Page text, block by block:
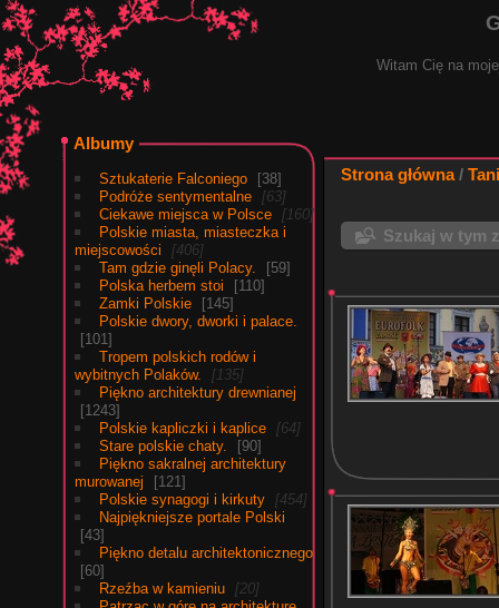
Witam Cię na
Albumy
Sztukaterie Falconiego
38
Podróże sentymentalne
63
Ciekawe miejsca w Polsce
160
Polskie miasta, miasteczka i
miejscowości
406
Tam gdzie ginęli Polacy.
59
Polska herbem stoi
110
Zamki Polskie
145
Polskie dwory, dworki i palace.
101
Tropem polskich rodów i
wybitnych Polaków.
135
Piękno architektury drewnianej
1243
Polskie kapliczki i kaplice
64
Stare polskie chaty.
90
Piękno sakralnej architektury
murowanej
121
Polskie synagogi i kirkuty
454
Najpiękniejsze portale Polski
43
Piękno detalu architektonicznego
60
Rzeźba w kamieniu
20
Strona główna/
Szukaj w tym